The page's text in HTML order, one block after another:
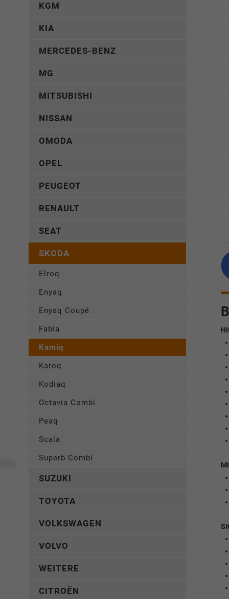
KGM
KIA
MERCEDES-BENZ
MG
MITSUBISHI
NISSAN
OMODA
OPEL
PEUGEOT
RENAULT
SEAT
SKODA
Elroq
Enyaq
Enyaq Coupé
Fabia
Kamiq
Karoq
Kodiaq
Octavia Combi
Peaq
Scala
Superb Combi
SUZUKI
TOYOTA
VOLKSWAGEN
VOLVO
WEITERE
CITROËN